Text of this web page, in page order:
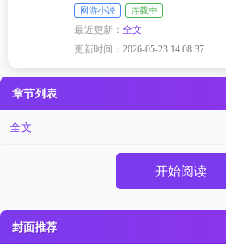
网游小说 连载中
最近更新：全文
更新时间：2026-05-23 14:08:37
章节列表
全文
开始阅读
封面推荐